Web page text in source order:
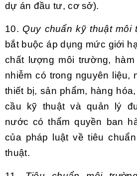
dự án đầu tư, cơ sở).
10. Quy chuẩn kỹ thuật môi
bắt buộc áp dụng mức giới
chất lượng môi trường,
nhiễm có trong nguyên liệu,
thiết bị, sản phẩm, hàng
cầu kỹ thuật và quản lý
nước có thẩm quyền ban
của pháp luật về tiêu
thuật.